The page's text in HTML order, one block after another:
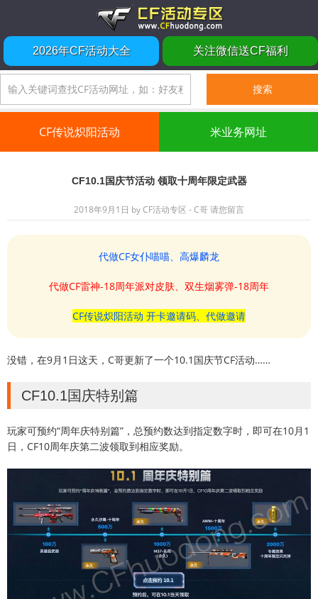
2026年CF活动大全 关注微信送CF福利
CF传说炽阳活动 米业务网址
CF10.1国庆节活动 领取十周年限定武器
2018年9月1日 byCF活动专区 - C哥请您留言
代做CF女仆喵喵、高爆麟龙
代做CF雷神-18周年派对皮肤、双生烟雾弹-18周年
CF传说炽阳活动 开卡邀请码、代做邀请
没错，在9月1日这天，C哥更新了一个10.1国庆节CF活动……
CF10.1国庆特别篇
玩家可预约“周年庆特别篇”，总预约数达到指定数字时，即可在10月1
日，CF10周年庆第二波领取到相应奖励。